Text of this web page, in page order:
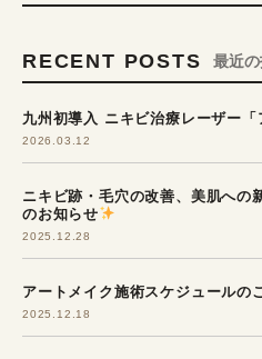
RECENT POSTS 最近
九州初導入 ニキビ治療レーザー「
2026.03.12
ニキビ跡・毛穴の改善、美肌への
のお知らせ
2025.12.28
アートメイク施術スケジュールの
2025.12.18